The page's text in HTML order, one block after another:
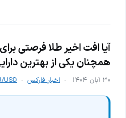
آیا افت اخیر طلا فرصتی
همچنان یکی از بهترین
۳۰ آبان ۱۴۰۴ اخبار فارکس USD